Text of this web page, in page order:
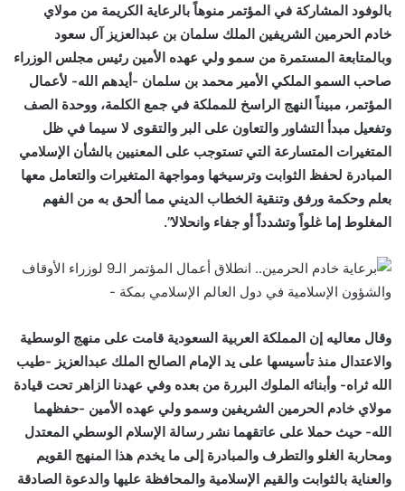
بالوفود المشاركة في المؤتمر منوهاً بالرعاية الكريمة من مولاي
خادم الحرمين الشريفين الملك سلمان بن عبدالعزيز آل سعود
وبالمتابعة المستمرة من سمو ولي عهده الأمين رئيس مجلس الوزراء
صاحب السمو الملكي الأمير محمد بن سلمان -أيدهم الله- لأعمال
المؤتمر، مبيناً النهج الراسخ للمملكة في جمع الكلمة، ووحدة الصف
وتفعيل مبدأ التشاور والتعاون على البر والتقوى لا سيما في ظل
المتغيرات المتسارعة التي تستوجب على المعنيين بالشأن الإسلامي
المبادرة لحفظ الثوابت وترسيخها ومواجهة المتغيرات والتعامل معها
بعلم وحكمة ورفق وتنقية الخطاب الديني مما ألحق به من الفهم
المغلوط إما غلواً وتشدداً أو جفاء وانحلالا”.
وقال معاليه إن المملكة العربية السعودية قامت على منهج الوسطية
والاعتدال منذ تأسيسها على يد الإمام الصالح الملك عبدالعزيز -طيب
الله ثراه- وأبنائه الملوك البررة من بعده وفي عهدنا الزاهر تحت قيادة
مولاي خادم الحرمين الشريفين وسمو ولي عهده الأمين -حفظهما
الله- حيث حملا على عاتقهما نشر رسالة الإسلام الوسطي المعتدل
ومحاربة الغلو والتطرف والمبادرة إلى ما يخدم هذا المنهج القويم
والعناية بالثوابت والقيم الإسلامية والمحافظة عليها والدعوة الصادقة